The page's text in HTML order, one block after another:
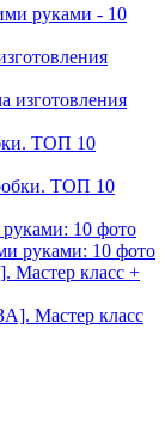
ТОП 10
10 фото
Мастер класс +